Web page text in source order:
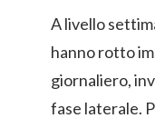
A livello
hanno rotto
giornaliero,
fase laterale.